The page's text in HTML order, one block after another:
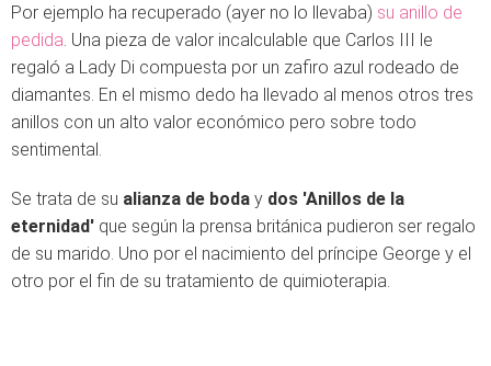
Por ejemplo ha recuperado (ayer no lo llevaba) su anillo de
pedida . Una pieza de valor incalculable que Carlos III le
regaló a Lady Di compuesta por un zafiro azul rodeado de
diamantes. En el mismo dedo ha llevado al menos otros tres
anillos con un alto valor económico pero sobre todo
sentimental.
Se trata de su alianza de boda y dos 'Anillos de la
eternidad' que según la prensa británica pudieron ser regalo
de su marido. Uno por el nacimiento del príncipe George y el
otro por el fin de su tratamiento de quimioterapia.